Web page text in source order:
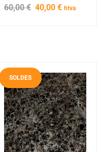
60,00€ 40,00 € htva
SOLDES